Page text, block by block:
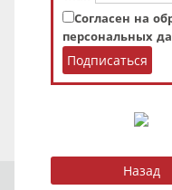
Согласен на
персональных